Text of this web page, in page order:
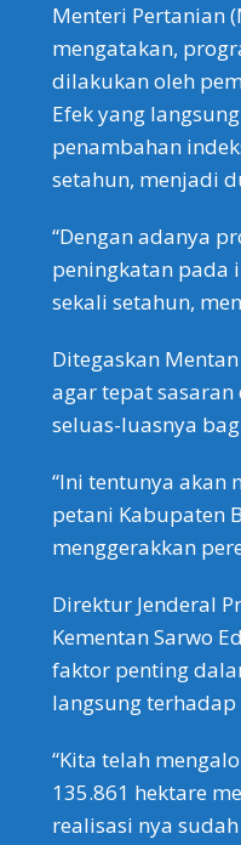
Menteri Pertanian
mengatakan,
dilakukan oleh
Efek yang
penambahan
setahun, menjadi
“Dengan adanya
peningkatan pada
sekali setahun,
Ditegaskan
agar tepat
seluas-luasnya
“Ini tentunya akan
petani Kabupaten
menggerakkan
Direktur Jenderal
Kementan Sarwo
faktor penting
langsung
“Kita telah
135.861 hektare
realisasi nya